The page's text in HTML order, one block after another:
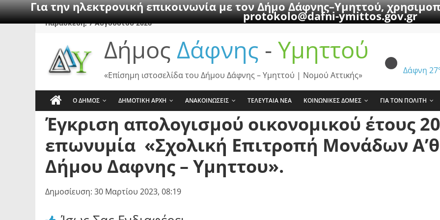
Για την ηλεκτρονική επικοινωνία με τον Δήμο Δάφνης–Υμηττού,
protokolo@dafni-ymittos.gov.gr
SkipΠαρασκευή, 7 Αυγούστου 2026
Δήμος Δάφνης - Υμηττού
Δάφνη
«Επίσημη ιστοσελίδα του Δήμου Δάφνης – Υμηττού | Νομού Αττικής»
Ο ΔΗΜΟΣ ΔΗΜΟΤΙΚΗ ΑΡΧΗ ΑΝΑΚΟΙΝΩΣΕΙΣ ΤΕΛΕΥΤΑΙΑ ΝΕΑ ΚΟΙΝΩΝΙΚΕΣ ΔΟΜΕΣ ΓΙΑ ΤΟΝ ΠΟΛΙΤΗ
Έγκριση απολογισμού οικονομικού έτους
επωνυμία «Σχολική Επιτροπή Μονάδων
Δήμου Δαφνης – Υμηττου».
Δημοσίευση: 30 Μαρτίου 2023, 08:19